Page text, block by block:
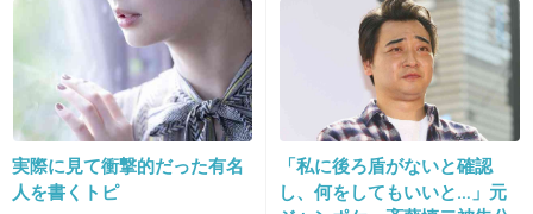
2013/02/11(月) 12:49:12
裏いろいろあつて大変そう
+5
27. 匿名2013/02/11(月) 12:49:15
実際に見て衝撃的だった有名
人を書くトピ
「私に後ろ盾がないと確認
し、何をしてもいいと…」元